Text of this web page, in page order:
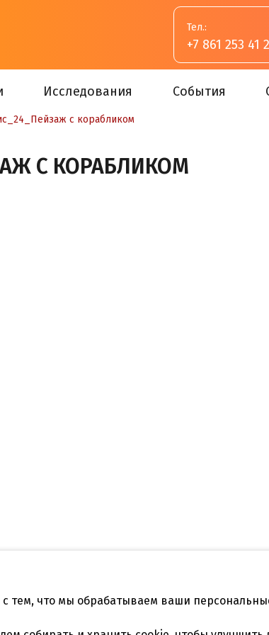
Тел.:
+7 861 253 41
Исследования События
с корабликом
С КОРАБЛИКОМ
Телефон:
тем, что мы обрабатываем ваши